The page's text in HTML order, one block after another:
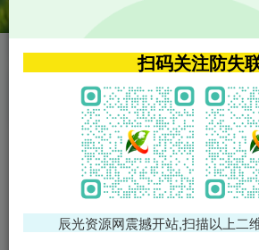
VIP特权介绍
VIP特权介绍
火
VIP特权介绍
免费领支付宝红包
腾讯轻
扫码关注防失
辰光资源网震撼开站,扫描以上二